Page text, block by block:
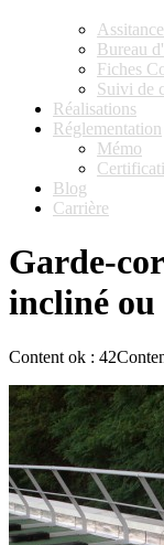
Bureau
Fiches
Suivi de
Réalisations
Réglementation
Mémo
Blog
Carrière
Garde-
incliné
Content ok :